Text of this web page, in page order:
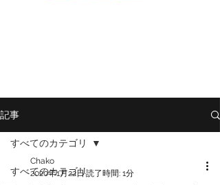
記事
すべてのカテゴリ
すべてのカテゴリ
Chako
2020年1月22日読了時間: 1分